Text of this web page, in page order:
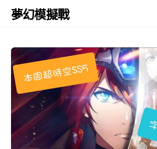
Skip
夢幻模擬戰